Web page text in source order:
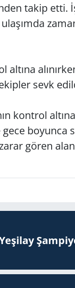
takip etti.
altına
sevk
kontrol altına
boyunca
zarar gören